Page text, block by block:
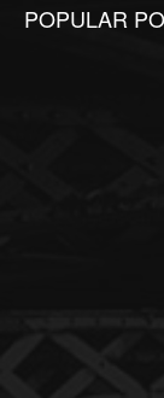
POPULAR